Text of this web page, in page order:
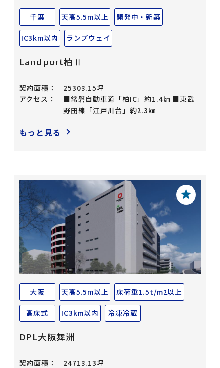
千葉 天高5.5m以上 開発中・新築
IC3km以内 ランプウェイ
Landport柏Ⅱ
契約面積：
25308.15坪
アクセス：
■常磐自動車道「柏IC」約1.4㎞ ■東武
野田線「江戸川台」約2.3㎞
もっと見る
大阪 天高5.5m以上 床荷重1.5t/m2以上
高床式 IC3km以内 冷凍冷蔵
DPL大阪舞洲
契約面積：
24718.13坪